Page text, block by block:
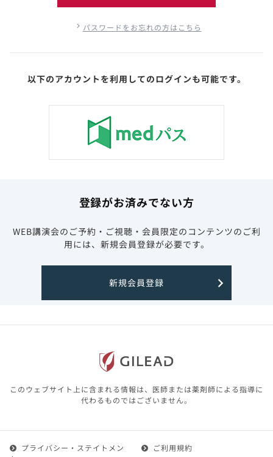
パスワードをお忘れの方はこちら
以下のアカウントを利用してのログインも可能です。
登録がお済みでない方
WEB講演会のご予約・ご視聴・会員限定のコンテンツのご利
用には、新規会員登録が必要です。
新規会員登録
このウェブサイト上に含まれる情報は、医師または薬剤師による指導に
代わるものではございません。
プライバシー・ステイトメン
ご利用規約